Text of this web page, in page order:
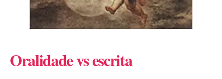
Oralidade vs escrita